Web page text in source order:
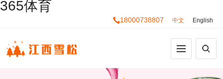
365体育
18000738807 中文 English